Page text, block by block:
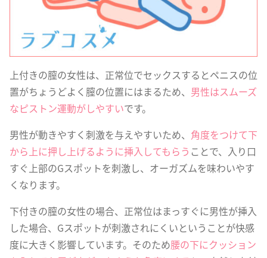
上付きの膣の女性は、正常位でセックスするとペニスの位
置がちょうどよく膣の位置にはまるため、 男性はスムーズ
なピストン運動がしやすいです。
男性が動きやすく刺激を与えやすいため、 角度をつけて下
から上に押し上げるように挿入してもらう ことで、入り口
すぐ上部のGスポットを刺激し、オーガズムを味わいやす
くなります。
下付きの膣の女性の場合、正常位はまっすぐに男性が挿入
した場合、Gスポットが刺激されにくいということが快感
度に大きく影響しています。そのため腰の下にクッション